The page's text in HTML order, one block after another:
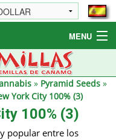
MENU
» Pyramid Seeds »
York City 100% (3)
100% (3)
popular entre los